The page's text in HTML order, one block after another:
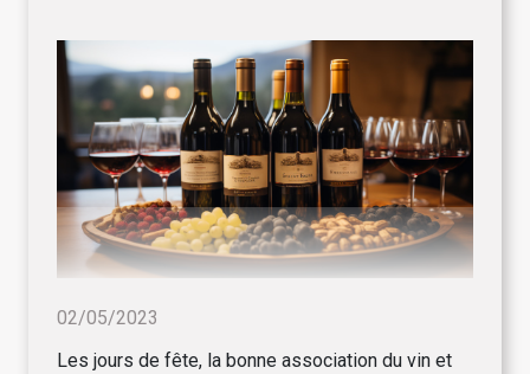
02/05/2023
Les jours de fête, la bonne association du vin et